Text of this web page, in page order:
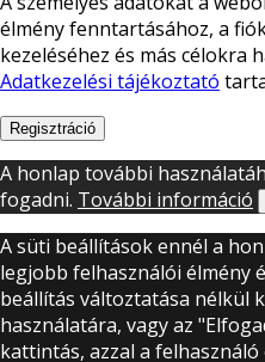
élmény fenntartásához, a
kezeléséhez és más célokra
Adatkezelési tájékoztató
Regisztráció
A honlap további
fogadni. További információ
A süti beállítások ennél a
legjobb felhasználói élmény
beállítás változtatása nélkül
használatára, vagy az
kattintás, azzal a